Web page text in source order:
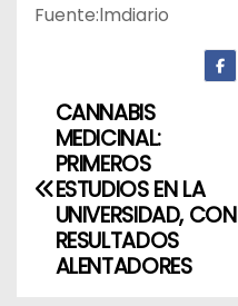
Fuente:lmdiario
N
a
CANNABIS
MEDICINAL:
PRIMEROS
ESTUDIOS EN LA
UNIVERSIDAD, CON
RESULTADOS
ALENTADORES